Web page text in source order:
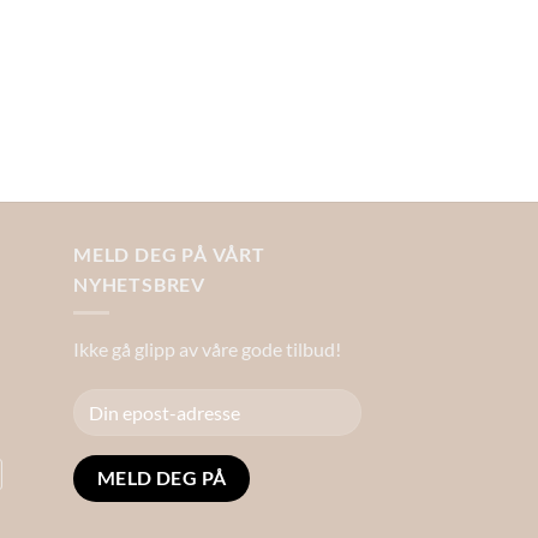
MELD DEG PÅ VÅRT
NYHETSBREV
Ikke gå glipp av våre gode tilbud!